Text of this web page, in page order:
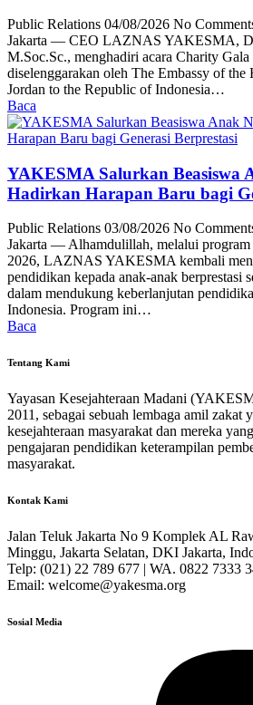
Public Relations 04/08/2026 No
Jakarta — CEO LAZNAS YAKESMA,
M.Soc.Sc., menghadiri acara Charity
diselenggarakan oleh The Embassy of
Jordan to the Republic of Indonesia…
Baca
YAKESMA Salurkan Beasiswa
Hadirkan Harapan Baru bagi
Public Relations 03/08/2026 No
Jakarta — Alhamdulillah, melalui program
2026, LAZNAS YAKESMA kembali
pendidikan kepada anak-anak berprestasi
dalam mendukung keberlanjutan
Indonesia. Program ini…
Baca
Tentang Kami
Yayasan Kesejahteraan Madani
2011, sebagai sebuah lembaga amil zakat
kesejahteraan masyarakat dan mereka
pengajaran pendidikan keterampilan
masyarakat.
Kontak Kami
Jalan Teluk Jakarta No 9 Komplek AL
Minggu, Jakarta Selatan, DKI Jakarta,
Telp: (021) 22 789 677 | WA. 0822 7333
Email: welcome@yakesma.org
Sosial Media